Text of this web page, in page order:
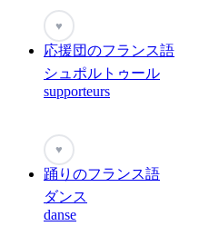
♥
応援団のフランス語
シュポルトゥール
supporteurs
♥
踊りのフランス語
ダンス
danse